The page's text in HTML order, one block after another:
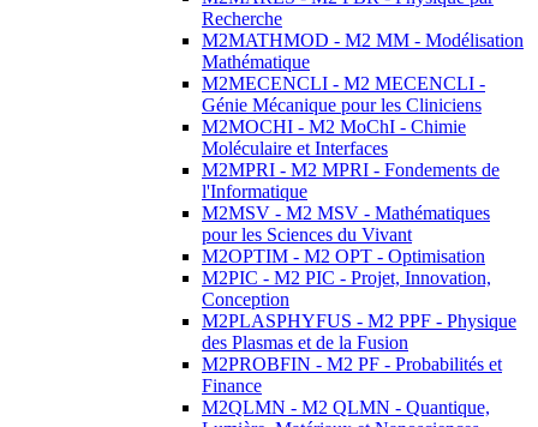
Recherche
M2MATHMOD - M2 MM - Modélisation
Mathématique
M2MECENCLI - M2 MECENCLI -
Génie Mécanique pour les Cliniciens
M2MOCHI - M2 MoChI - Chimie
Moléculaire et Interfaces
M2MPRI - M2 MPRI - Fondements de
l'Informatique
M2MSV - M2 MSV - Mathématiques
pour les Sciences du Vivant
M2OPTIM - M2 OPT - Optimisation
M2PIC - M2 PIC - Projet, Innovation,
Conception
M2PLASPHYFUS - M2 PPF - Physique
des Plasmas et de la Fusion
M2PROBFIN - M2 PF - Probabilités et
Finance
M2QLMN - M2 QLMN - Quantique,